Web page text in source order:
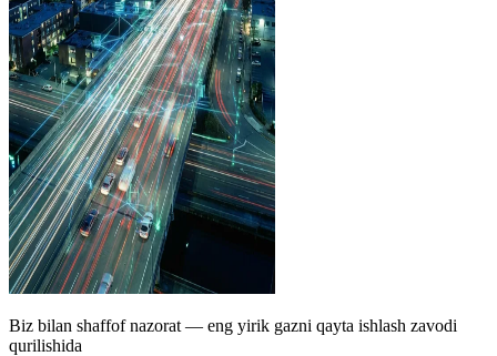
Biz bilan shaffof nazorat — eng yirik gazni qayta ishlash zavodi
qurilishida